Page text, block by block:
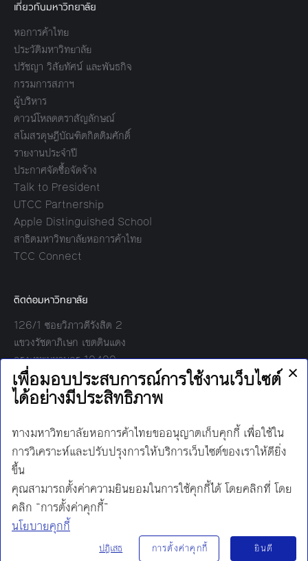
เกี่ยวกับมหาวิทยาลัย
หอการค้าไทย
ประวัติมหาวิทยาลัย
ปรัชญา วิสัยทัศน์ และพันธกิจ
กรรมการสภาฯ
ผู้บริหาร
ดาวน์โหลดตราสัญลักษณ์
สโมสรดุษฎีบัณฑิตกิตติมศักดิ์
รายงานประจำปี
ประกาศจัดซื้อจัดจ้าง
Talk to President
UTCC Partnership
Apple Distinguished School
สาธิตมหาวิทยาลัยหอการค้าไทย
TCC Connect
ติดต่อมหาวิทยาลัย
126/1 ซอยวิภาวดีรังสิต 2
แขวงรัชดาภิเษก เขตดินแดง
กรุงเทพมหานคร 10400
โทร:
02-697-6000
เวลาทำการ:
8.30 - 17.00
Find us on:
Facebook
TwitterYouTube
Instagram
LineMail
นโยบายการคุ้มครองข้อมูลส่วนบุคคล